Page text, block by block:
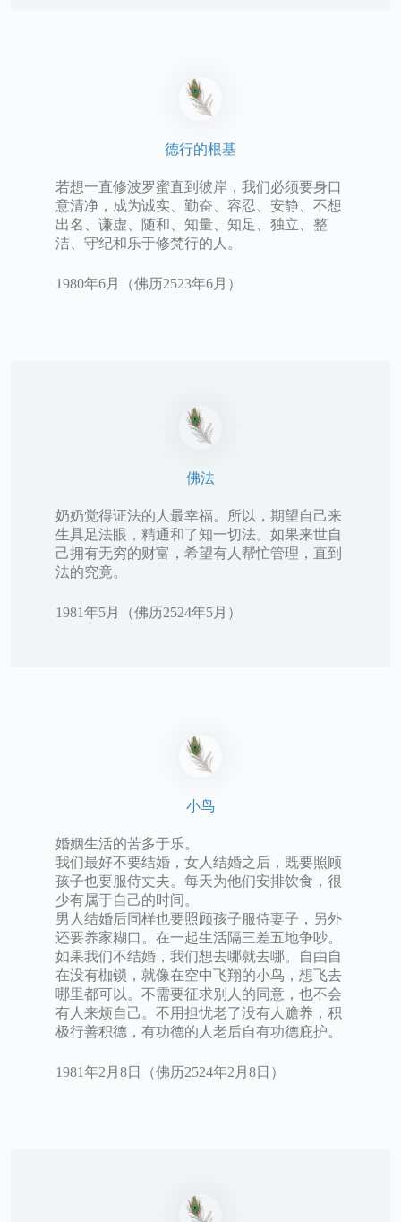
德行的根基
若想一直修波罗蜜直到彼岸，我们必须要身口
意清净，成为诚实、勤奋、容忍、安静、不想
出名、谦虚、随和、知量、知足、独立、整
洁、守纪和乐于修梵行的人。
1980年6月（佛历2523年6月）
佛法
奶奶觉得证法的人最幸福。所以，期望自己来
生具足法眼，精通和了知一切法。如果来世自
己拥有无穷的财富，希望有人帮忙管理，直到
法的究竟。
1981年5月（佛历2524年5月）
小鸟
婚姻生活的苦多于乐。
我们最好不要结婚，女人结婚之后，既要照顾
孩子也要服侍丈夫。每天为他们安排饮食，很
少有属于自己的时间。
男人结婚后同样也要照顾孩子服侍妻子，另外
还要养家糊口。在一起生活隔三差五地争吵。
如果我们不结婚，我们想去哪就去哪。自由自
在没有枷锁，就像在空中飞翔的小鸟，想飞去
哪里都可以。不需要征求别人的同意，也不会
有人来烦自己。不用担忧老了没有人赡养，积
极行善积德，有功德的人老后自有功德庇护。
1981年2月8日（佛历2524年2月8日）